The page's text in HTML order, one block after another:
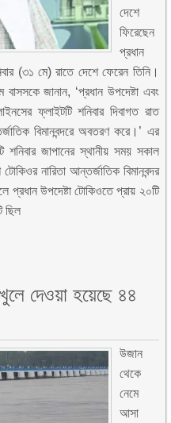
দেশে
ফিরেছেন
প্রধান
(৩১ মে) রাতে দেশে ফেরেন তিনি।
জানান, ‘প্রধান উপদেষ্টা এবং
ফ্লাইটটি শনিবার দিবাগত রাত
বিমানবন্দরে অবতরণ করে।’ এর
শনিবার জাপানের স্থানীয় সময় সকাল
টোকিওর নারিতা আন্তর্জাতিক বিমানবন্দর
উপদেষ্টা টোকিওতে প্রায় ২০টি
ছিল
দেওয়া হয়েছে ৪৪
উজান
থেকে
নেমে
আসা